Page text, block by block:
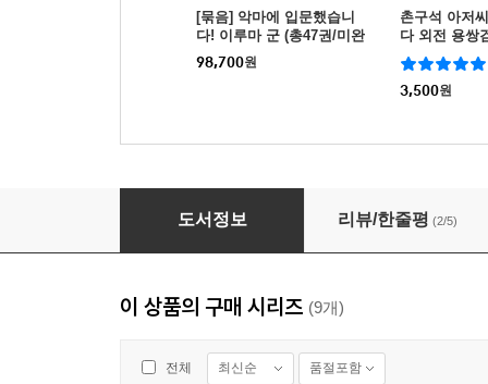
[묶음] 악마에 입문했습니
다! 이루마 군 (총47권/미완
결)
98,700원
촌구석 아저
다 외전 용쌍
3,500원
오빠는 끝! 09권
도서정보 리뷰/한줄평 (2/5)
이 상품의 구매 시리즈 (9개)
전체 최신순 품절포함